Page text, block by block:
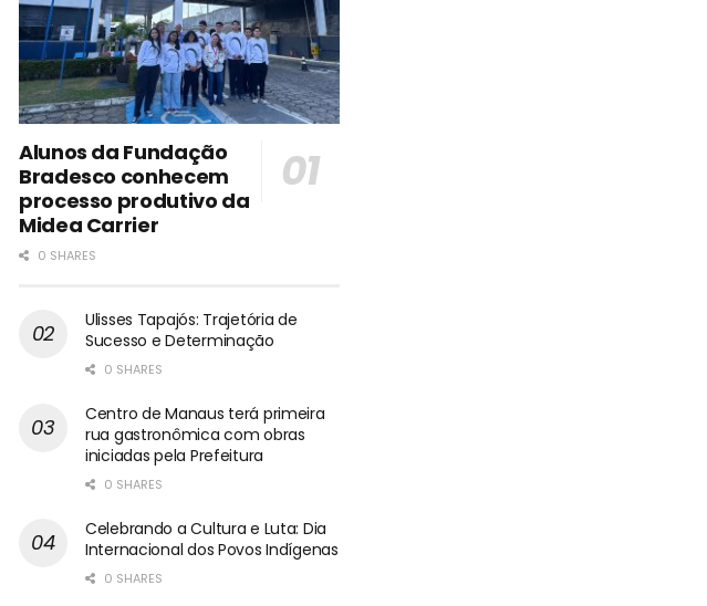
Alunos da Fundação
Bradesco conhecem
processo produtivo da
Midea Carrier
0 SHARES
Ulisses Tapajós: Trajetória de
Sucesso e Determinação
0 SHARES
Centro de Manaus terá primeira
rua gastronômica com obras
iniciadas pela Prefeitura
0 SHARES
Celebrando a Cultura e Luta: Dia
Internacional dos Povos Indígenas
0 SHARES